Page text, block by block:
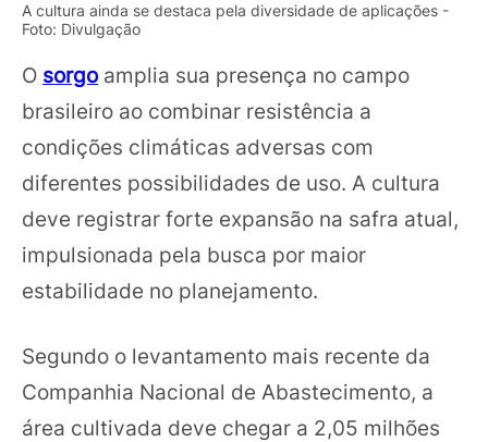
A cultura ainda se destaca pela diversidade de aplicações -
Foto: Divulgação
O sorgoamplia sua presença no campo
brasileiro ao combinar resistência a
condições climáticas adversas com
diferentes possibilidades de uso. A cultura
deve registrar forte expansão na safra atual,
impulsionada pela busca por maior
estabilidade no planejamento.
Segundo o levantamento mais recente da
Companhia Nacional de Abastecimento, a
área cultivada deve chegar a 2,05 milhões